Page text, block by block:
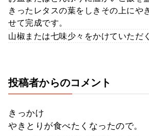
きったレタスの葉をしきその上にや
せて完成です。
山椒または七味少々をかけていただ
投稿者からのコメント
きっかけ
やきとりが食べたくなったので。